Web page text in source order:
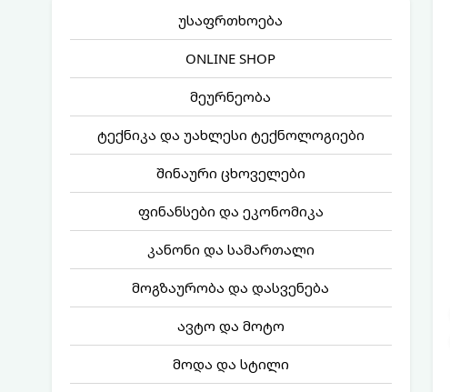
უსაფრთხოება
ONLINE SHOP
მეურნეობა
ტექნიკა და უახლესი ტექნოლოგიები
შინაური ცხოველები
ფინანსები და ეკონომიკა
კანონი და სამართალი
მოგზაურობა და დასვენება
ავტო და მოტო
მოდა და სტილი